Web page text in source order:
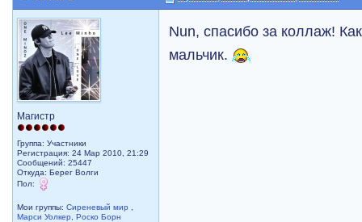
Магистр
Группа: Участники
Регистрация: 24 Мар 2010, 21:29
Сообщений: 25447
Откуда: Берег Волги
Пол:
Мои группы:Сиреневый мир
Марси Уолкер
,Роско Борн
Nun, спасибо за коллаж!
мальчик.